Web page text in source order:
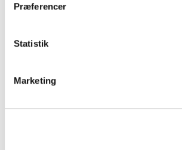
Præferencer
Statistik
Marketing